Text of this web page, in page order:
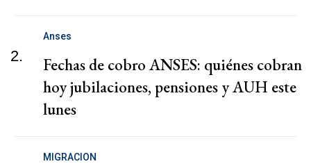
2.
Anses
Fechas de cobro ANSES: quiénes cobran
hoy jubilaciones, pensiones y AUH este
lunes
MIGRACION